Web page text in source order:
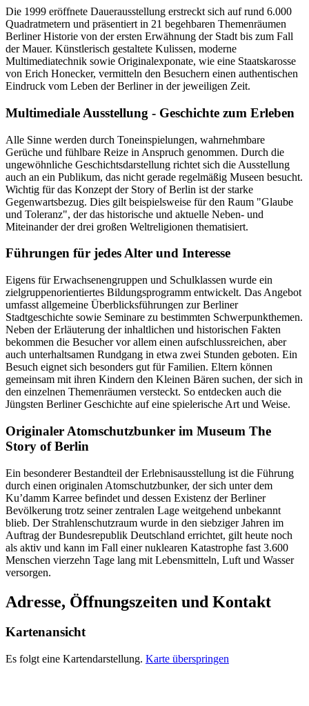
Die 1999 eröffnete Dauerausstellung erstreckt sich auf rund 6.000
Quadratmetern und präsentiert in 21 begehbaren Themenräumen
Berliner Historie von der ersten Erwähnung der Stadt bis zum Fall
der Mauer. Künstlerisch gestaltete Kulissen, moderne
Multimediatechnik sowie Originalexponate, wie eine Staatskarosse
von Erich Honecker, vermitteln den Besuchern einen authentischen
Eindruck vom Leben der Berliner in der jeweiligen Zeit.
Multimediale Ausstellung - Geschichte zum Erleben
Alle Sinne werden durch Toneinspielungen, wahrnehmbare
Gerüche und fühlbare Reize in Anspruch genommen. Durch die
ungewöhnliche Geschichtsdarstellung richtet sich die Ausstellung
auch an ein Publikum, das nicht gerade regelmäßig Museen besucht.
Wichtig für das Konzept der Story of Berlin ist der starke
Gegenwartsbezug. Dies gilt beispielsweise für den Raum "Glaube
und Toleranz", der das historische und aktuelle Neben- und
Miteinander der drei großen Weltreligionen thematisiert.
Führungen für jedes Alter und Interesse
Eigens für Erwachsenengruppen und Schulklassen wurde ein
zielgruppenorientiertes Bildungsprogramm entwickelt. Das Angebot
umfasst allgemeine Überblicksführungen zur Berliner
Stadtgeschichte sowie Seminare zu bestimmten Schwerpunkthemen.
Neben der Erläuterung der inhaltlichen und historischen Fakten
bekommen die Besucher vor allem einen aufschlussreichen, aber
auch unterhaltsamen Rundgang in etwa zwei Stunden geboten. Ein
Besuch eignet sich besonders gut für Familien. Eltern können
gemeinsam mit ihren Kindern den Kleinen Bären suchen, der sich in
den einzelnen Themenräumen versteckt. So entdecken auch die
Jüngsten Berliner Geschichte auf eine spielerische Art und Weise.
Originaler Atomschutzbunker im Museum The
Story of Berlin
Ein besonderer Bestandteil der Erlebnisausstellung ist die Führung
durch einen originalen Atomschutzbunker, der sich unter dem
Ku’damm Karree befindet und dessen Existenz der Berliner
Bevölkerung trotz seiner zentralen Lage weitgehend unbekannt
blieb. Der Strahlenschutzraum wurde in den siebziger Jahren im
Auftrag der Bundesrepublik Deutschland errichtet, gilt heute noch
als aktiv und kann im Fall einer nuklearen Katastrophe fast 3.600
Menschen vierzehn Tage lang mit Lebensmitteln, Luft und Wasser
versorgen.
Adresse, Öffnungszeiten und Kontakt
Kartenansicht
Es folgt eine Kartendarstellung. Karte überspringen